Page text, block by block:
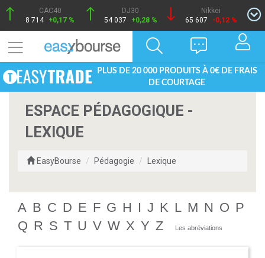
CAC40
8 714 +0,17 %
DJ30
54 037
+0,28 %
Nikkei
65 607
-0,12 %
PLUS DE 20 000 PRODUITS À 0€ DE FRAIS
DE COURTAGE
ESPACE PÉDAGOGIQUE -
LEXIQUE
EasyBourse Pédagogie Lexique
A B C D E F G H I J K L M N O P
Q R S T U V W X Y Z Les abréviations